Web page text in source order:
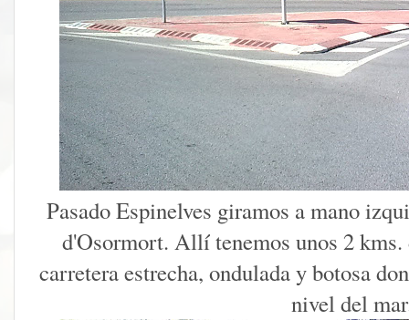
Pasado Espinelves giramos a mano
d'Osormort. Allí tenemos unos 2
carretera estrecha, ondulada y botosa
nivel del